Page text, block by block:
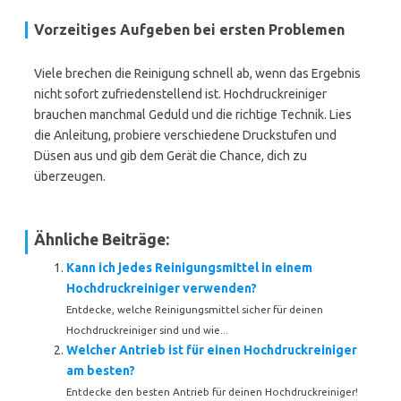
Vorzeitiges Aufgeben bei ersten Problemen
Viele brechen die Reinigung schnell ab, wenn das Ergebnis
nicht sofort zufriedenstellend ist. Hochdruckreiniger
brauchen manchmal Geduld und die richtige Technik. Lies
die Anleitung, probiere verschiedene Druckstufen und
Düsen aus und gib dem Gerät die Chance, dich zu
überzeugen.
Ähnliche Beiträge:
Kann ich jedes Reinigungsmittel in einem
Hochdruckreiniger verwenden?
Entdecke, welche Reinigungsmittel sicher für deinen
Hochdruckreiniger sind und wie...
Welcher Antrieb ist für einen Hochdruckreiniger
am besten?
Entdecke den besten Antrieb für deinen Hochdruckreiniger!